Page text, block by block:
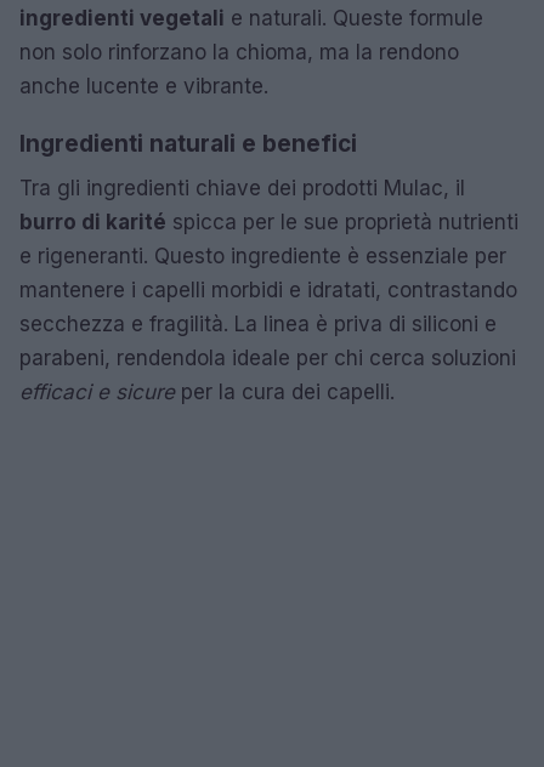
ingredienti vegetali e naturali. Queste formule
non solo rinforzano la chioma, ma la rendono
anche lucente e vibrante.
Ingredienti naturali e benefici
Tra gli ingredienti chiave dei prodotti Mulac, il
burro di karité spicca per le sue proprietà nutrienti
e rigeneranti. Questo ingrediente è essenziale per
mantenere i capelli morbidi e idratati, contrastando
secchezza e fragilità. La linea è priva di siliconi e
parabeni, rendendola ideale per chi cerca soluzioni
efficaci e sicureper la cura dei capelli.